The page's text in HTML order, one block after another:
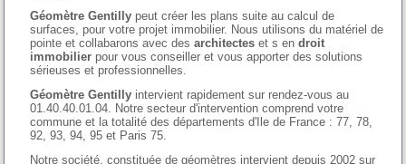
Géomètre Gentilly peut créer les plans suite au calcul de
surfaces, pour votre projet immobilier. Nous utilisons du matériel de
pointe et collabarons avec desarchitectes et s endroit
immobilier pour vous conseiller et vous apporter des solutions
sérieuses et professionnelles.
Géomètre Gentilly intervient rapidement sur rendez-vous au
01.40.40.01.04. Notre secteur d'intervention comprend votre
commune et la totalité des départements d'Ile de France : 77, 78,
92, 93, 94, 95 et Paris 75.
Notre société, constituée de géomètres intervient depuis 2002 sur